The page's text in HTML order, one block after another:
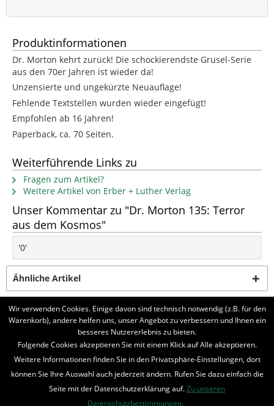
Produktinformationen
Dr. Morton kehrt zurück! Die schockierendste Grusel-Serie
aus den 70er Jahren ist wieder da!
Unzensierte und ungekürzte Neuauflage!
Fehlende Textstellen wurden wieder eingefügt!
Empfohlen ab 16 Jahren!
Paperback, ca. 70 Seiten.
Weiterführende Links zu
Fragen zum Artikel?
Weitere Artikel von Erber + Luther Verlag
Unser Kommentar zu "Dr. Morton 135: Terror
aus dem Kosmos"
'0'
Ähnliche Artikel
Kunden haben sich ebenfalls angesehen
BELIEBTE SERIEN
UNSER SHOP
Wir verwenden Cookies. Einige davon sind technisch notwendig (z.B. für den
Warenkorb), andere helfen uns, unser Angebot zu verbessern und Ihnen ein
besseres Nutzererlebnis zu bieten.
Folgende Cookies akzeptieren Sie mit einem Klick auf Alle akzeptieren.
Weitere Informationen finden Sie in den Privatsphäre-Einstellungen, dort
können Sie Ihre Auswahl auch jederzeit ändern. Rufen Sie dazu einfach die
Seite mit der Datenschutzerklärung auf.Zu unseren
Datenschutzbestimmungen.